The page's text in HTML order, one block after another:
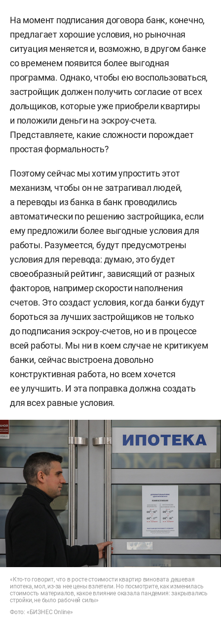
На момент подписания договора банк, конечно,
предлагает хорошие условия, но рыночная
ситуация меняется и, возможно, в другом банке
со временем появится более выгодная
программа. Однако, чтобы ею воспользоваться,
застройщик должен получить согласие от всех
дольщиков, которые уже приобрели квартиры
и положили деньги на эскроу-счета.
Представляете, какие сложности порождает
простая формальность?
Поэтому сейчас мы хотим упростить этот
механизм, чтобы он не затрагивал людей,
а переводы из банка в банк проводились
автоматически по решению застройщика, если
ему предложили более выгодные условия для
работы. Разумеется, будут предусмотрены
условия для перевода: думаю, это будет
своеобразный рейтинг, зависящий от разных
факторов, например скорости наполнения
счетов. Это создаст условия, когда банки будут
бороться за лучших застройщиков не только
до подписания эскроу-счетов, но и в процессе
всей работы. Мы ни в коем случае не критикуем
банки, сейчас выстроена довольно
конструктивная работа, но всем хочется
ее улучшить. И эта поправка должна создать
для всех равные условия.
«Кто-то говорит, что в росте стоимости квартир виновата дешевая
ипотека, мол, из-за нее цены взлетели. Но посмотрите, как изменилась
стоимость материалов, какое влияние оказала пандемия: закрывались
стройки, не было рабочей силы»
Фото: «БИЗНЕС Online»